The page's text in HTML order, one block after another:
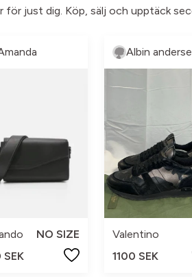
för just dig. Köp, sälj och upptäck
NO SIZE
SEK
Albin
Valentino
1100 SEK